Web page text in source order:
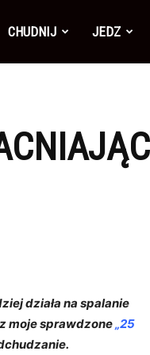
CHUDNIJ JEDZ
działa na spalanie
moje sprawdzone„25